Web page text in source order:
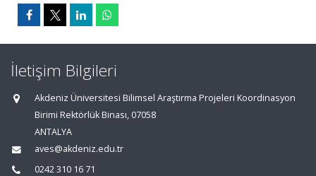
İletişim Bilgileri
Akdeniz Üniversitesi Bilimsel Araştırma Projeleri Koordinasyon
Birimi Rektörlük Binası, 07058
ANTALYA
aves@akdeniz.edu.tr
0242 310 16 71